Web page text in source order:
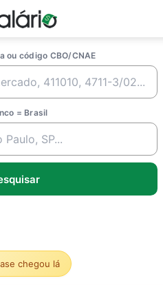
ou código CBO/CNAE
= Brasil
chegou lá